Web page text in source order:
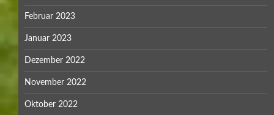
Februar 2023
Januar 2023
Dezember 2022
November 2022
Oktober 2022